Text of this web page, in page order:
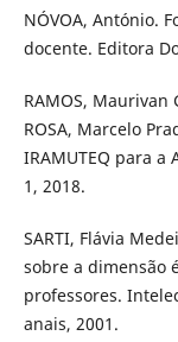
NÓVOA, António.
docente. Editora
RAMOS, Maurivan
ROSA, Marcelo
IRAMUTEQ para a
1, 2018.
SARTI, Flávia
sobre a dimensão
professores.
anais, 2001.